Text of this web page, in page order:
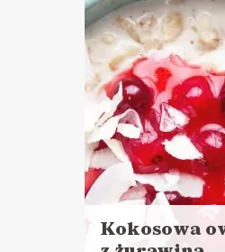
Kokosowa